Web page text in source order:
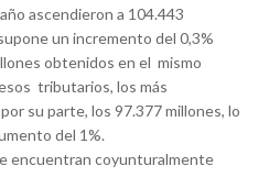
ascendieron a 104.443
un incremento del 0,3%
obtenidos en el mismo
tributarios, los más
su parte, los 97.377 millones, lo
del 1%.
encuentran coyunturalmente